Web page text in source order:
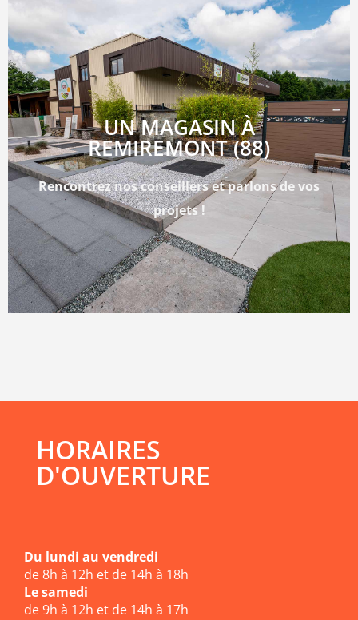
UN MAGASIN À
REMIREMONT (88)
Rencontrez nos conseillers et parlons de vos
projets !
HORAIRES
D'OUVERTURE
Du lundi au vendredi
de 8h à 12h et de 14h à 18h
Le samedi
de 9h à 12h et de 14h à 17h